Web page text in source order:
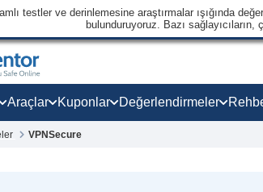
testler ve derinlemesine araştırmalar ışığında
bulunduruyoruz. Bazı
Araçlar Kuponlar Değerlendirmeler
VPNSecure